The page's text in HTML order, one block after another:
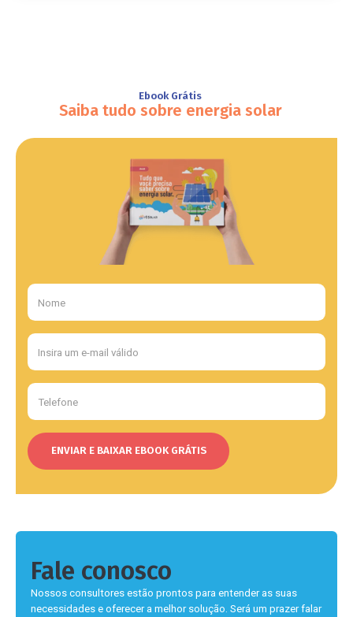
Ebook Grátis
Saiba tudo sobre energia solar
Fale conosco
Nossos consultores estão prontos para entender as suas
necessidades e oferecer a melhor solução. Será um prazer falar